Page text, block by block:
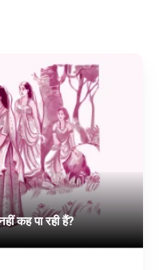
कह पा रही हैं?